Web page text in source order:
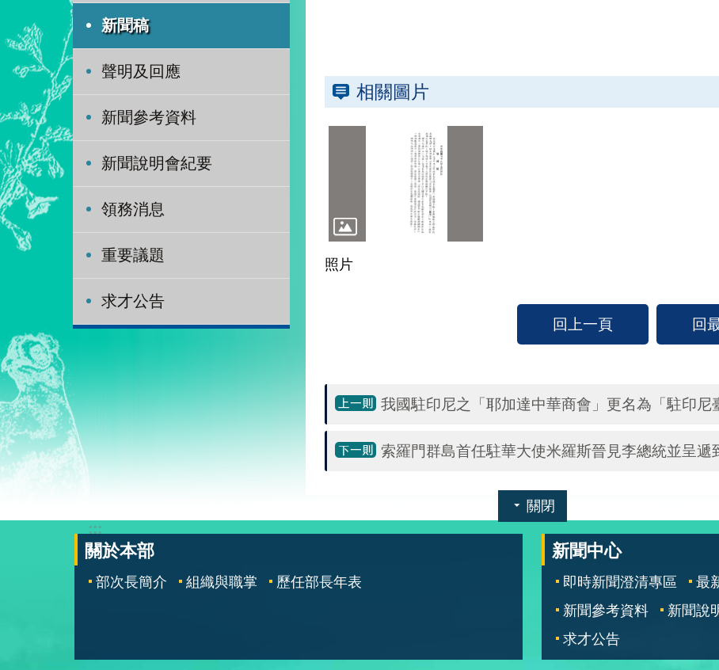
新聞稿
聲明及回應
新聞參考資料
新聞說明會紀要
領務消息
重要議題
求才公告
相關圖片
照片
回上一頁 回
我國駐印尼之「耶加達中華商會」更名為「駐印尼
索羅門群島首任駐華大使米羅斯晉見李總統並呈遞
關閉
:::
關於本部
部次長簡介 組織與職掌 歷任部長年表
新聞中心
即時新聞澄清專區 最
新聞參考資料
新聞說
求才公告